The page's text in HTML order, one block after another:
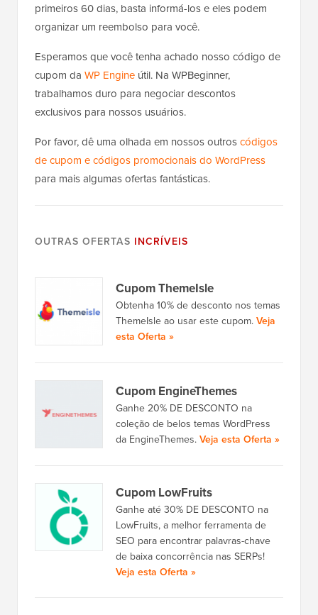
primeiros 60 dias, basta informá-los e eles podem
organizar um reembolso para você.
Esperamos que você tenha achado nosso código de
cupom da WP Engine útil. Na WPBeginner,
trabalhamos duro para negociar descontos
exclusivos para nossos usuários.
Por favor, dê uma olhada em nossos outroscódigos
de cupom e códigos promocionais do WordPress
para mais algumas ofertas fantásticas.
OUTRAS OFERTAS INCRÍVEIS
Cupom ThemeIsle
Obtenha 10% de desconto nos temas
ThemeIsle ao usar este cupom.Veja
esta Oferta »
Cupom EngineThemes
Ganhe 20% DE DESCONTO na
coleção de belos temas WordPress
da EngineThemes.Veja esta Oferta »
Cupom LowFruits
Ganhe até 30% DE DESCONTO na
LowFruits, a melhor ferramenta de
SEO para encontrar palavras-chave
de baixa concorrência nas SERPs!
Veja esta Oferta »